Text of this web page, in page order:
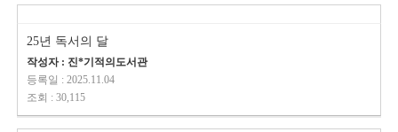
25년 독서의 달
작성자 : 진*기적의도서관
등록일 : 2025.11.04
조회 : 30,115